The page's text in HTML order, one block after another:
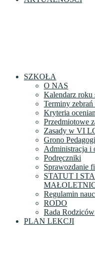
SZKOŁA
O NAS
Kalendarz roku
Terminy
Kryteria
Przedmiotowe
Zasady w VI
Grono
Administracja i
Podręczniki
Sprawozdanie
STATUT I
Regulamin
RODO
Rada Rodziców
PLAN LEKCJI